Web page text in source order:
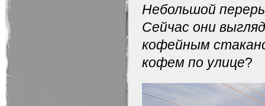
Небольшой
Сейчас они
кофейным
кофем по улице?